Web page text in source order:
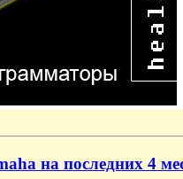
на последних 4